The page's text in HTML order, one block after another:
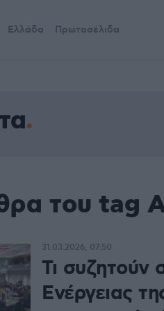
Ελλάδα Πρωτοσέλιδα
του tag
Τι συζητούν
Ενέργειας
31.03.2026, 07:50